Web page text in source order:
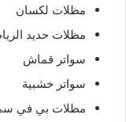
مظلات لكسان
مظلات حديد
سواتر قماش
سواتر خشبية
مظلات بي في